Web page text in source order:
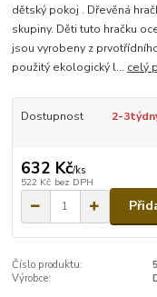
dětský pokoj . Dřevěná
skupiny. Děti tuto hračku
jsou vyrobeny z
použitý ekologický l... celý
Dostupnost 2-
632 Kč/ks
522 Kč bez DPH
Číslo produktu:
Výrobce: